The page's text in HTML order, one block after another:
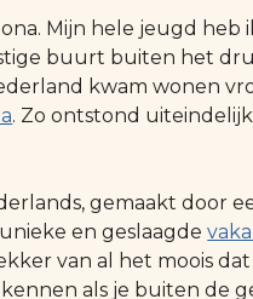
Mijn hele jeugd heb
buurt buiten het
kwam wonen
. Zo ontstond
gemaakt door
en geslaagde
van al het moois
kennen als je buiten de